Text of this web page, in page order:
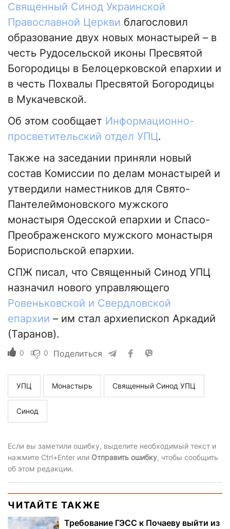
Священный Синод Украинской
Православной Церкви благословил
образование двух новых монастырей – в
честь Рудосельской иконы Пресвятой
Богородицы в Белоцерковской епархии и
в честь Похвалы Пресвятой Богородицы
в Мукачевской.
Об этом сообщает Информационно-
просветительский отдел УПЦ.
Также на заседании приняли новый
состав Комиссии по делам монастырей и
утвердили наместников для Свято-
Пантелеймоновского мужского
монастыря Одесской епархии и Спасо-
Преображенского мужского монастыря
Бориспольской епархии.
СПЖ писал, что Священный Синод УПЦ
назначил нового управляющего
Ровеньковской и Свердловской
епархии – им стал архиепископ Аркадий
(Таранов).
0 0 Поделиться
УПЦ Монастырь Священный Синод УПЦ
Синод
Если вы заметили ошибку, выделите необходимый текст и
нажмите Ctrl+Enter или Отправить ошибку, чтобы сообщить
об этом редакции.
ЧИТАЙТЕ ТАКЖЕ
Требование ГЭСС к Почаеву выйти из